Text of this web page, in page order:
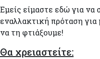
Εμείς είμαστε εδώ για να
εναλλακτική πρόταση
να τη φτιάξουμε!
Θα χρειαστείτε: